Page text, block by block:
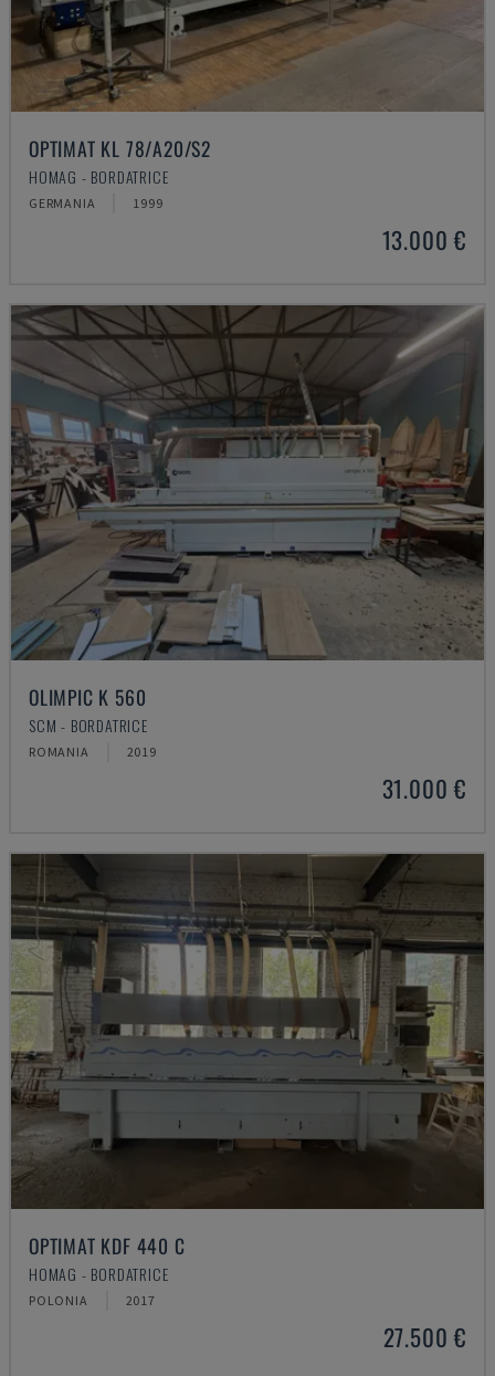
OPTIMAT KL 78/A20/S2
HOMAG - BORDATRICE
GERMANIA 1999
13.000 €
OLIMPIC K 560
SCM - BORDATRICE
ROMANIA 2019
31.000 €
OPTIMAT KDF 440 C
HOMAG - BORDATRICE
POLONIA 2017
27.500 €